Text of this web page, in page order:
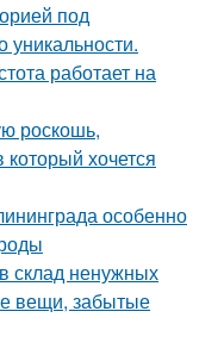
под
работает на
роскошь,
хочется
особенно
склад ненужных
вещи, забытые